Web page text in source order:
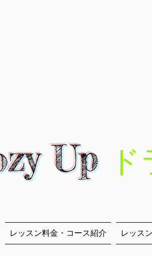
Up
レッスン料金・コース紹介 レッス